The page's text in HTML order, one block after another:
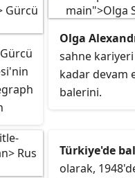
En
Olga
sahne
kadar devam
balerini.
Türkiye'de
olarak,